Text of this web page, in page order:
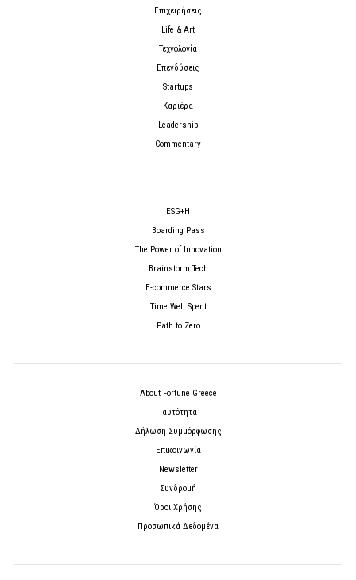
Επιχειρήσεις
Life & Art
Τεχνολογία
Επενδύσεις
Startups
Καριέρα
Leadership
Commentary
ESG+H
Boarding Pass
The Power of Innovation
Brainstorm Tech
E-commerce Stars
Time Well Spent
Path to Zero
About Fortune Greece
Ταυτότητα
Δήλωση Συμμόρφωσης
Επικοινωνία
Newsletter
Συνδρομή
Όροι Χρήσης
Προσωπικά Δεδομένα